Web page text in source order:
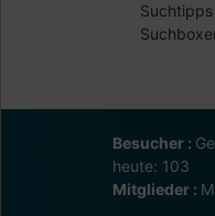
Suchtipps
Besucher :
heute: 103
Mitglieder :